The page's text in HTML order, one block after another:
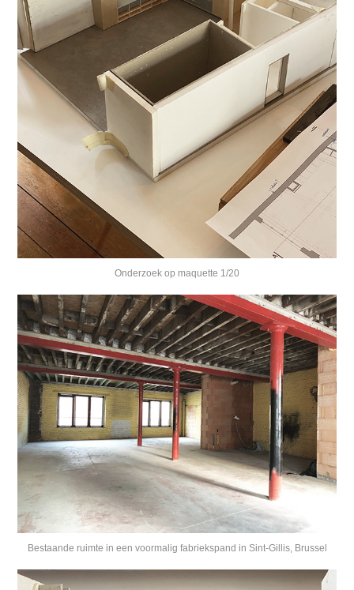
Onderzoek op maquette 1/20
Bestaande ruimte in een voormalig fabriekspand in Sint-Gillis, Brussel